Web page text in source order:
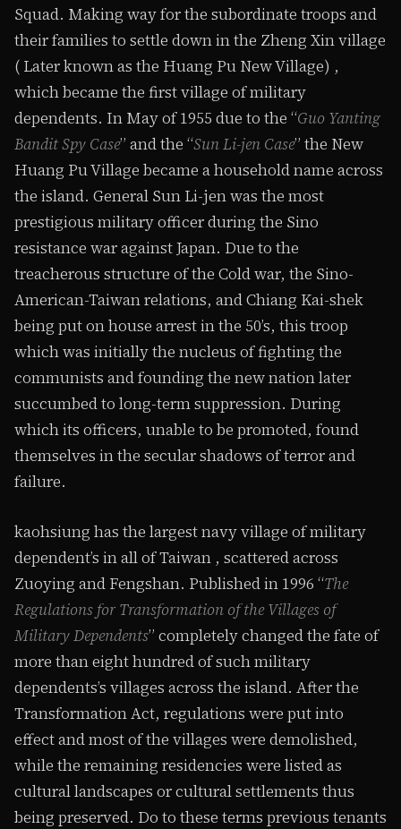
Squad. Making way for the subordinate troops and
their families to settle down in the Zheng Xin village
( Later known as the Huang Pu New Village) ,
which became the first village of military
dependents. In May of 1955 due to the “Guo Yanting
Bandit Spy Case” and the “Sun Li-jen Case” the New
Huang Pu Village became a household name across
the island. General Sun Li-jen was the most
prestigious military officer during the Sino
resistance war against Japan. Due to the
treacherous structure of the Cold war, the Sino-
American-Taiwan relations, and Chiang Kai-shek
being put on house arrest in the 50’s, this troop
which was initially the nucleus of fighting the
communists and founding the new nation later
succumbed to long-term suppression. During
which its officers, unable to be promoted, found
themselves in the secular shadows of terror and
failure.
kaohsiung has the largest navy village of military
dependent’s in all of Taiwan , scattered across
Zuoying and Fengshan. Published in 1996 “The
Regulations for Transformation of the Villages of
Military Dependents” completely changed the fate of
more than eight hundred of such military
dependents’s villages across the island. After the
Transformation Act, regulations were put into
effect and most of the villages were demolished,
while the remaining residencies were listed as
cultural landscapes or cultural settlements thus
being preserved. Do to these terms previous tenants